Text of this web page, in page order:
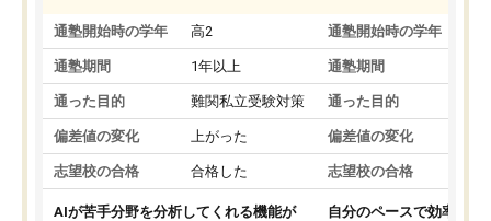
通塾開始時の学年 高2
通塾期間 1年以上
通った目的 難関私立受験対策
偏差値の変化 上がった
志望校の合格 合格した
AIが苦手分野を分析してくれる機能が
通塾開始時の学年
通塾期間
通った目的
偏差値の変化
志望校の合格
自分のペースで効率よく